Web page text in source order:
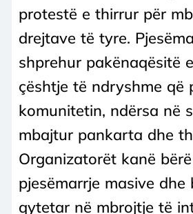
protestë e thirrur për
drejtave të tyre.
shprehur pakënaqësitë
çështje të ndryshme që
komunitetin, ndërsa në
mbajtur pankarta dhe
Organizatorët kanë
pjesëmarrje masive dhe
qytetar në mbrojtje të